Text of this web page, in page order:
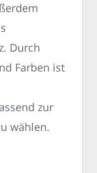
Durch
Farben ist
zur
wählen.